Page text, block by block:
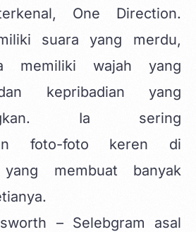
One Direction.
suara yang merdu,
memiliki wajah yang
kepribadian yang
Ia sering
foto-foto keren di
yang membuat banyak
– Selebgram asal